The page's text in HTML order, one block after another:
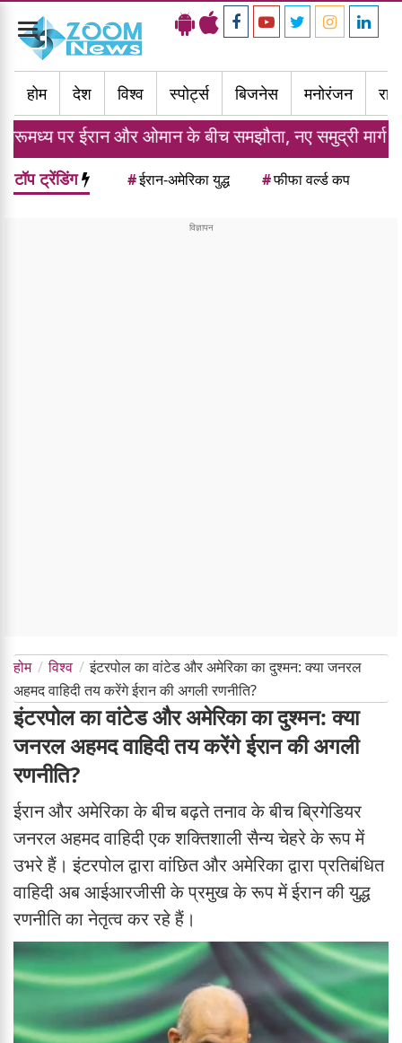
Toggle
navigation
होम
देश विश्व स्पोर्ट्स बिजनेस मनोरंजन
और ओमान के बीच समझौता, नए समुद्री मार्ग पर बनी सहमति
टॉप ट्रेंडिंग #ईरान-अमेरिका युद्ध #फीफा वर्ल्ड कप
होम विश्व
इंटरपोल का वांटेड और अमेरिका का दुश्मन: क्या जनरल
अहमद वाहिदी तय करेंगे ईरान की अगली रणनीति?
इंटरपोल का वांटेड और अमेरिका का दुश्मन: क्या
जनरल अहमद वाहिदी तय करेंगे ईरान की अगली
रणनीति?
ईरान और अमेरिका के बीच बढ़ते तनाव के बीच ब्रिगेडियर
जनरल अहमद वाहिदी एक शक्तिशाली सैन्य चेहरे के रूप में
उभरे हैं। इंटरपोल द्वारा वांछित और अमेरिका द्वारा प्रतिबंधित
वाहिदी अब आईआरजीसी के प्रमुख के रूप में ईरान की युद्ध
रणनीति का नेतृत्व कर रहे हैं।